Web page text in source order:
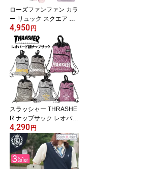
109/y2k)(店頭受取対応商
品)
ローズファンファン カラ
ー リュック スクエア シ
ュシュ付 通学カバン ロ
ゴ刺繍 2WAY ROSE FAN
FAN (スクールバック/ス
クバ/バッグ/スクール/ブ
ラック/ピンク/パープル/
黒/女子/レディース/かわ
いい/おしゃれ/丈夫/ブラ
ンド/人気/カンケン/中学
生/高校生)(店頭受取対応
商品)
4,950 円
スラッシャー THRASHE
R ナップサック レオパー
ド ヒョウ柄 巾着 ジム ス
ポーツ 4リッター マーク
ゴンザレス (ランドリー
バッグ/スクールバッグ/
リュックサック/男子/メ
4,290 円